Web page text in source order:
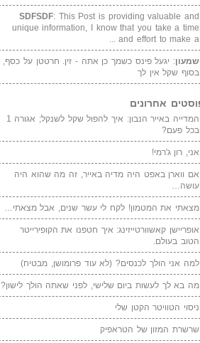
SDFSDF: This Post is providing valuable and
unique information, I know that you take a time
and effort to make a ...
שמעון: יגעל פינס כשמך כן אתה - זין. חרטטן על כסף,
בסוף שקל אין לך
אחרונים
המדייה באייר הנבון: איך להפול שקל לשנקל; אגורה 1
בכל פעם?
אני, רון ג'רמי!
אם ווארן באפט היה מדיה באייר, זה מה שהוא היה
עושה…
מצאתי את המטמון! לקח לי עשר שנים, אבל מצאתי…
אופריישן קאשוורטייזינג: איך חטפנו את הקופירייטר
הטוב בעולם.
למה אני הולך לכנסים? (לא עוד פרומושן, מבטיח)
מה בא לך לעשות ביום שלישי, לפני שאתה הולך לישון?
ניסוי הטוויטר הקטן שלי
שרשרת המזון של הטראפיק